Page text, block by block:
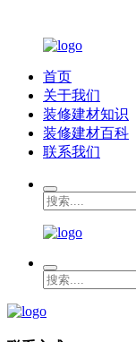
首页
关于我们
装修建材知识
装修建材百科
联系我们